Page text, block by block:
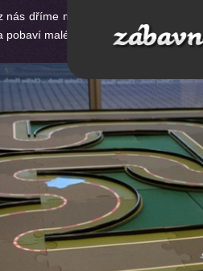
nás dříme malé hravé dítě. Závody s
pobaví malé i velké závodníky, muže i